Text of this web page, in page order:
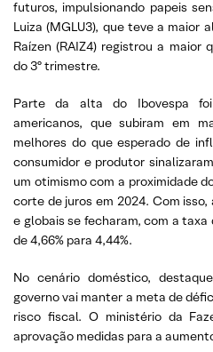
futuros, impulsionando papeis
Luiza (MGLU3), que teve a maior
Raízen (RAIZ4) registrou a maior
do 3º trimestre.
Parte da alta do Ibovespa foi
americanos, que subiram em
melhores do que esperado de
consumidor e produtor
um otimismo com a proximidade
corte de juros em 2024. Com
e globais se fecharam, com a taxa
de 4,66% para 4,44%.
No cenário doméstico,
governo vai manter a meta de
risco fiscal. O ministério da
aprovação medidas para a